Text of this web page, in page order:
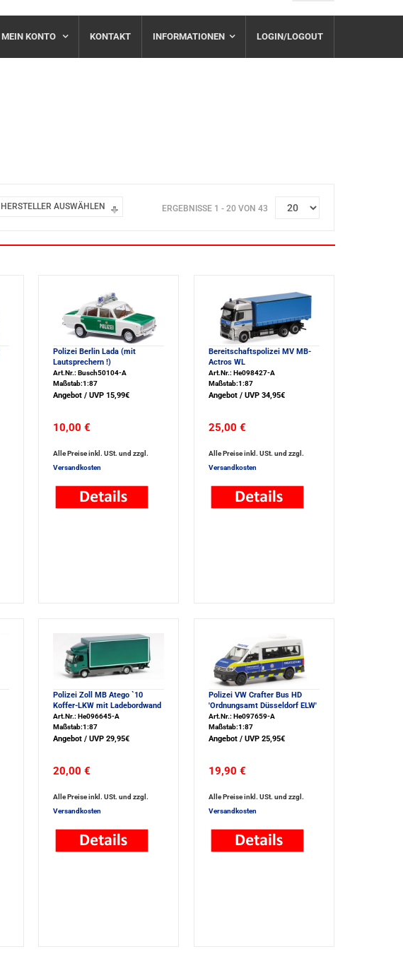
MEIN KONTO KONTAKT INFORMATIONEN LOGIN/LOGOUT
HERSTELLER AUSWÄHLEN ERGEBNISSE 1 - 20 VON 43
Polizei Berlin Lada (mit
Lautsprechern !)
Art.Nr.: Busch50104-A
Maßstab:1:87
Angebot / UVP 15,99€
10,00 €
Alle Preise inkl. USt. und zzgl.
Versandkosten
Bereitschaftspolizei MV MB-
Actros WL
Art.Nr.: He098427-A
Maßstab:1:87
Angebot / UVP 34,95€
25,00 €
Alle Preise inkl. USt. und zzgl.
Versandkosten
Polizei Zoll MB Atego `10
Koffer-LKW mit Ladebordwand
Art.Nr.: He096645-A
Maßstab:1:87
Angebot / UVP 29,95€
20,00 €
Alle Preise inkl. USt. und zzgl.
Versandkosten
Polizei VW Crafter Bus HD
'Ordnungsamt Düsseldorf ELW'
Art.Nr.: He097659-A
Maßstab:1:87
Angebot / UVP 25,95€
19,90 €
Alle Preise inkl. USt. und zzgl.
Versandkosten